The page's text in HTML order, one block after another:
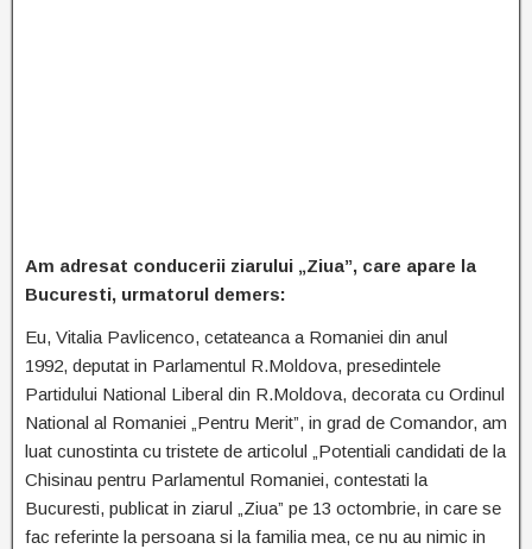
Am adresat conducerii ziarului „Ziua”, care apare la
Bucuresti, urmatorul demers:
Eu, Vitalia Pavlicenco, cetateanca a Romaniei din anul
1992, deputat in Parlamentul R.Moldova, presedintele
Partidului National Liberal din R.Moldova, decorata cu Ordinul
National al Romaniei „Pentru Merit”, in grad de Comandor, am
luat cunostinta cu tristete de articolul „Potentiali candidati de la
Chisinau pentru Parlamentul Romaniei, contestati la
Bucuresti, publicat in ziarul „Ziua” pe 13 octombrie, in care se
fac referinte la persoana si la familia mea, ce nu au nimic in